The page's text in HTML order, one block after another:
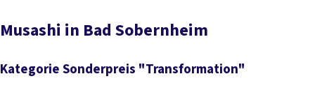
Musashi in Bad Sobernheim
Kategorie Sonderpreis "Transformation"